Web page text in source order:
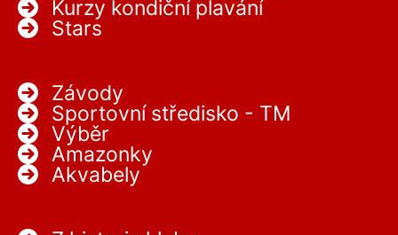
Kurzy kondiční plavání
Stars
Závody
Sportovní středisko - TM
Výběr
Amazonky
Akvabely